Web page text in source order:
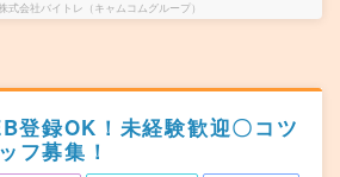
式会社バイトレ（キャムコムグループ）
登録OK！未経験歓迎〇コツ
フ募集！